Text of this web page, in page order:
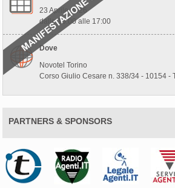
23 Aprile 2026
dalle 10:00 alle 17:00
Dove
Novotel Torino
Corso Giulio Cesare n. 338/34 - 10154 -
PARTNERS & SPONSORS